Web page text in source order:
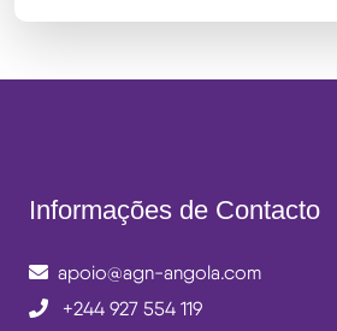
Informações de Contacto
apoio@agn-angola.com
+244 927 554 119